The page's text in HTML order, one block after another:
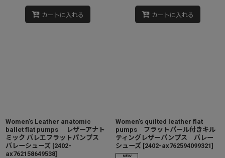
カートに入れる カートに入れる
Women’s Leather anatomic
ballet flat pumps レザーアナト
ミック バレエフラットパンプス
バレーシューズ [2402-
ax762158649538]
Women’s quilted leather flat
pumps フラットパール付きキル
ティングレザーパンプス バレー
シューズ [2402-ax762594099321]